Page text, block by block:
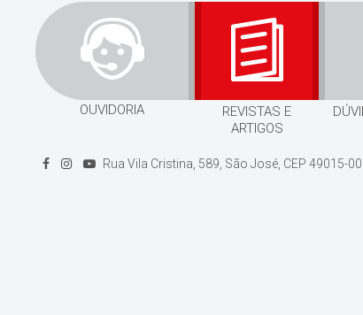
OUVIDORIA
REVISTAS E
ARTIGOS
Rua Vila Cristina, 589, São José, CEP 49015-